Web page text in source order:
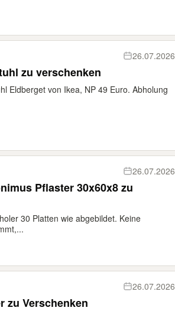
26.07.2026
zu verschenken
Eldberget von Ikea, NP 49 Euro. Abholung
26.07.2026
Pflaster 30x60x8 zu
30 Platten wie abgebildet. Keine
26.07.2026
zu Verschenken